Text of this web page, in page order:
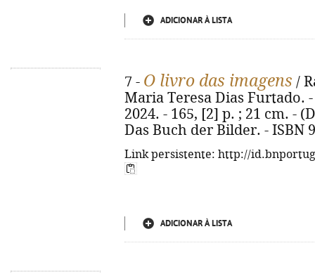
ADICIONAR À LISTA
7 - O livro das imagens /
Maria Teresa Dias Furtado.
2024. - 165, [2] p. ; 21 cm. -
Das Buch der Bilder. - ISBN
Link persistente: http://
ADICIONAR À LISTA